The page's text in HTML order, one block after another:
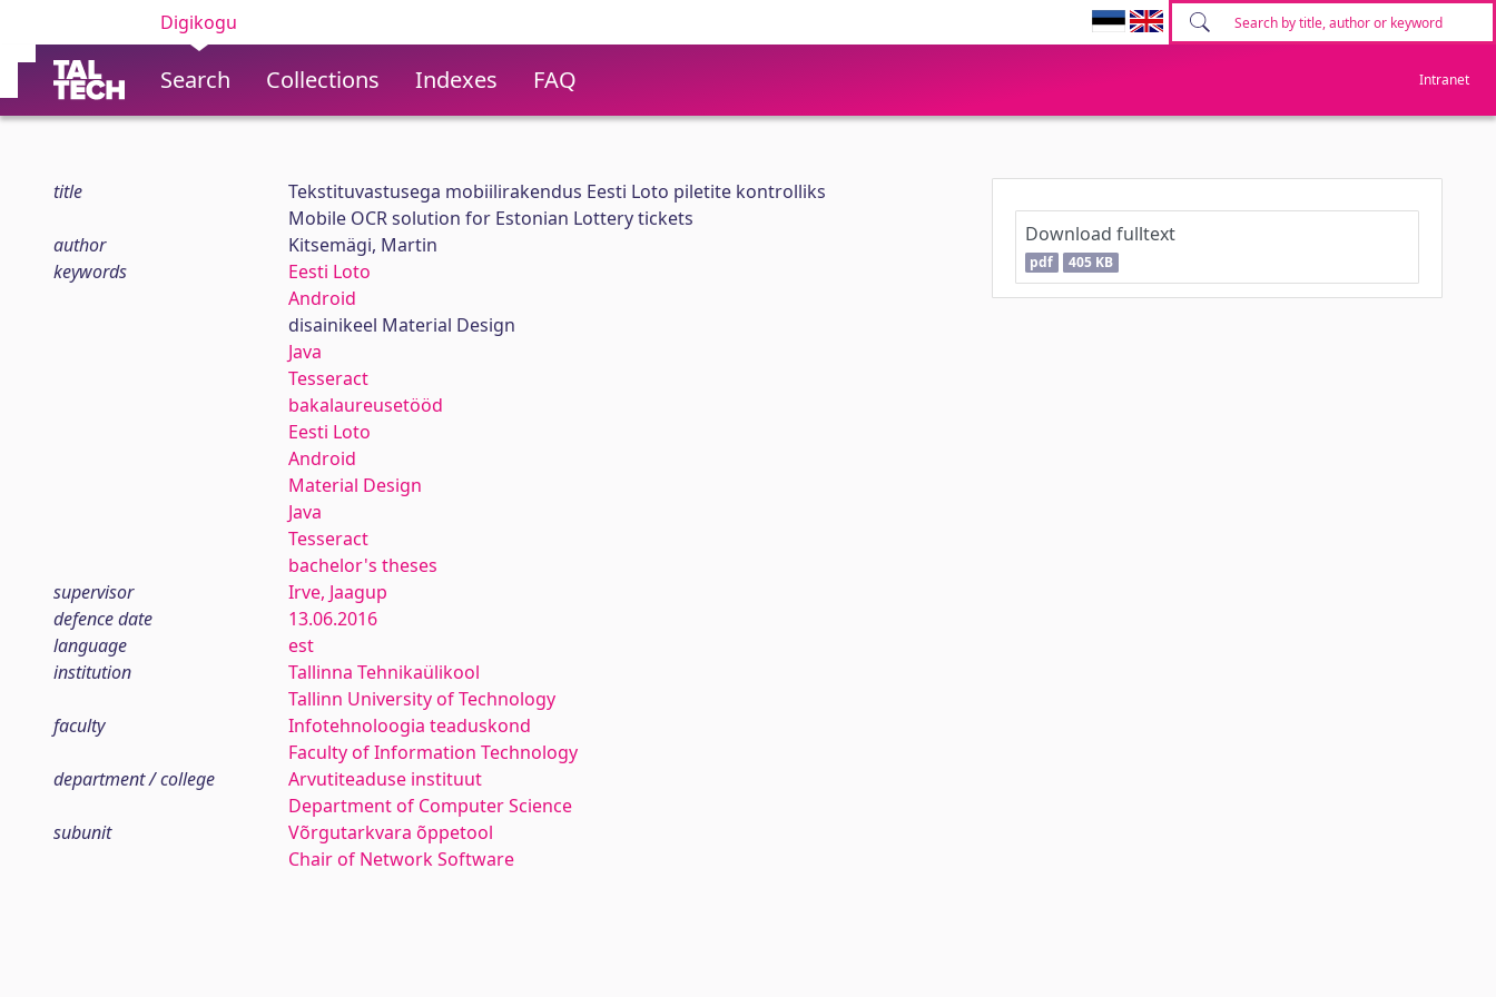
Digikogu
Search Collections Indexes FAQ Intranet
title
Tekstituvastusega mobiilirakendus Eesti Loto piletite kontrolliks
Mobile OCR solution for Estonian Lottery tickets
author
Kitsemägi, Martin
keywords
Eesti Loto
Android
disainikeel Material Design
Java
Tesseract
bakalaureusetööd
Eesti Loto
Android
Material Design
Java
Tesseract
bachelor's theses
supervisor
Irve, Jaagup
defence date
13.06.2016
language
est
institution
Tallinna Tehnikaülikool
Tallinn University of Technology
faculty
Infotehnoloogia teaduskond
Faculty of Information Technology
department / college
Arvutiteaduse instituut
Department of Computer Science
subunit
Võrgutarkvara õppetool
Chair of Network Software
Download fulltext
pdf 405 KB